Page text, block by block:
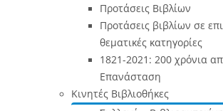
Προτάσεις Βιβλίων
Προτάσεις βιβλίων σε
θεματικές κατηγορίες
1821-2021: 200 χρόνια
Επανάσταση
Κινητές Βιβλιοθήκες